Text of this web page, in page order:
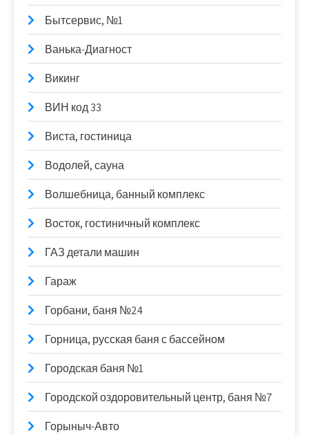
Бытсервис, №1
Ванька-Диагност
Викинг
ВИН код 33
Виста, гостиница
Водолей, сауна
Волшебница, банный комплекс
Восток, гостиничный комплекс
ГАЗ детали машин
Гараж
Горбани, баня №24
Горница, русская баня с бассейном
Городская баня №1
Городской оздоровительный центр, баня №7
Горыныч-Авто